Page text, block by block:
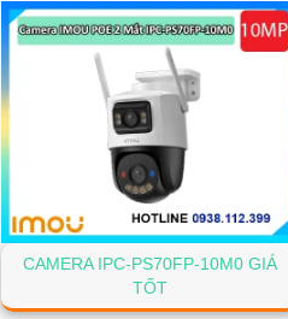
CAMERA IPC-PS70FP-10M0 GIÁ
TỐT